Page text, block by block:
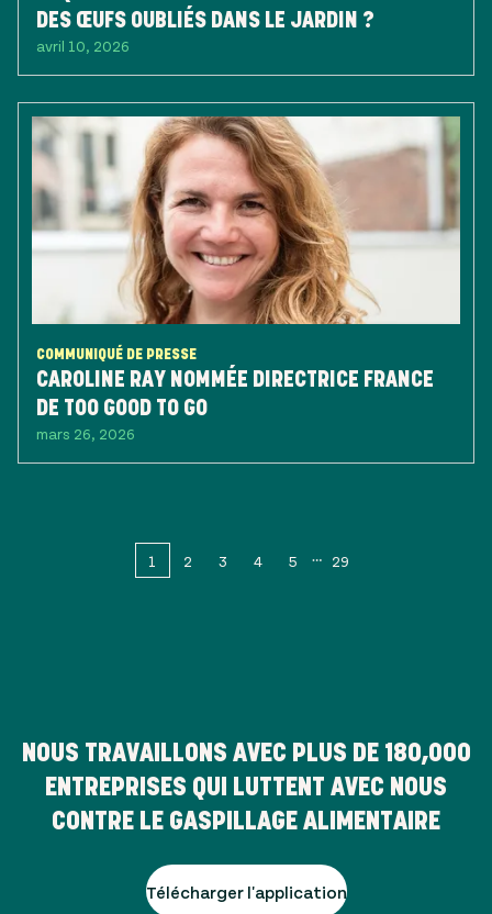
DES ŒUFS OUBLIÉS DANS LE JARDIN ?
avril 10, 2026
COMMUNIQUÉ DE PRESSE
CAROLINE RAY NOMMÉE DIRECTRICE FRANCE
DE TOO GOOD TO GO
mars 26, 2026
1 2 3 4 5 29
NOUS TRAVAILLONS AVEC PLUS DE 180,000
ENTREPRISES QUI LUTTENT AVEC NOUS
CONTRE LE GASPILLAGE ALIMENTAIRE
Télécharger l'application